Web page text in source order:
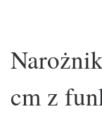
cm z